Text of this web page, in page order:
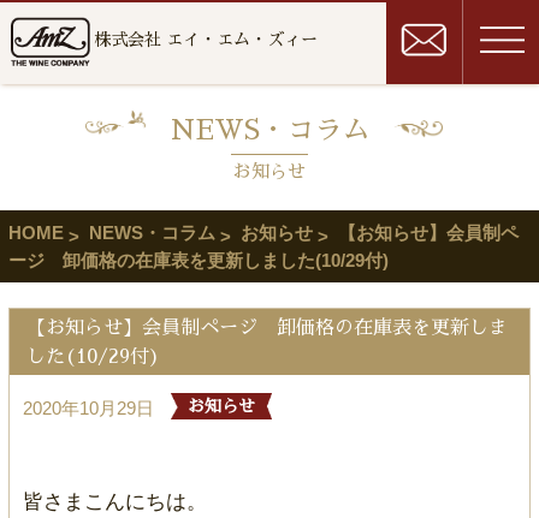
株式会社 エイ・エム・ズィー
NEWS・コラム
お知らせ
HOME NEWS・コラム お知らせ
【お知らせ】会員制ペ
ージ 卸価格の在庫表を更新しました(10/29付)
【お知らせ】会員制ページ 卸価格の在庫表を更新しま
した(10/29付)
2020年10月29日 お知らせ
皆さまこんにちは。